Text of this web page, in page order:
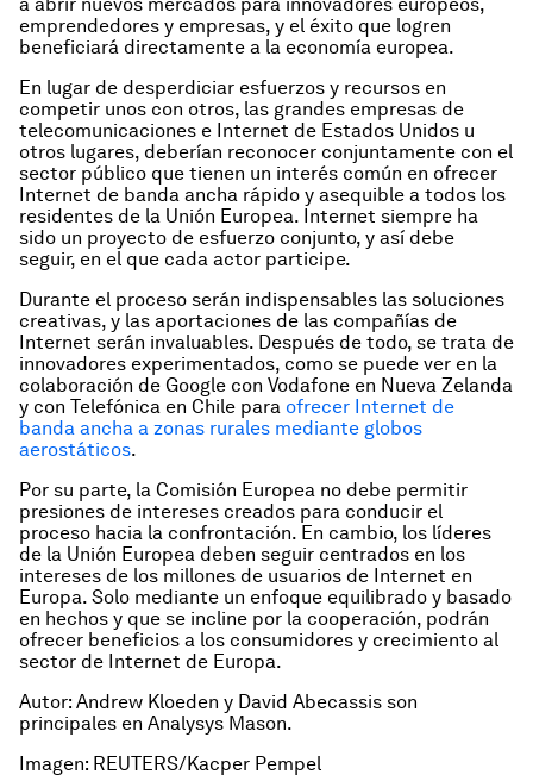
emprendedores y empresas, y el éxito que logren
beneficiará directamente a la economía europea.
En lugar de desperdiciar esfuerzos y recursos en
competir unos con otros, las grandes empresas de
telecomunicaciones e Internet de Estados Unidos u
otros lugares, deberían reconocer conjuntamente con el
sector público que tienen un interés común en ofrecer
Internet de banda ancha rápido y asequible a todos los
residentes de la Unión Europea. Internet siempre ha
sido un proyecto de esfuerzo conjunto, y así debe
seguir, en el que cada actor participe.
Durante el proceso serán indispensables las soluciones
creativas, y las aportaciones de las compañías de
Internet serán invaluables. Después de todo, se trata de
innovadores experimentados, como se puede ver en la
colaboración de Google con Vodafone en Nueva Zelanda
y con Telefónica en Chile para ofrecer Internet de
banda ancha a zonas rurales mediante globos
aerostáticos.
Por su parte, la Comisión Europea no debe permitir
presiones de intereses creados para conducir el
proceso hacia la confrontación. En cambio, los líderes
de la Unión Europea deben seguir centrados en los
intereses de los millones de usuarios de Internet en
Europa. Solo mediante un enfoque equilibrado y basado
en hechos y que se incline por la cooperación, podrán
ofrecer beneficios a los consumidores y crecimiento al
sector de Internet de Europa.
Autor: Andrew Kloeden y David Abecassis son
principales en Analysys Mason.
Imagen: REUTERS/Kacper Pempel